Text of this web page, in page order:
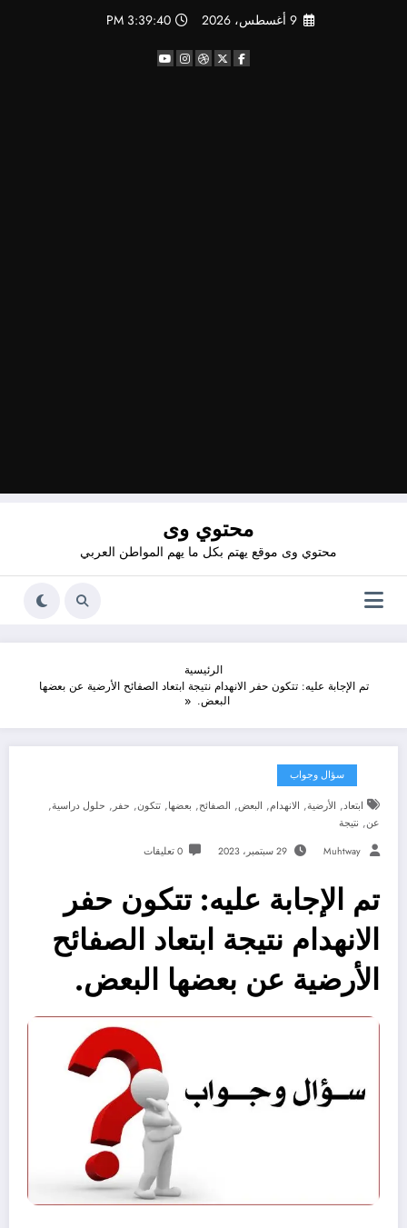
9 أغسطس، 2026 3:39:40 PM
محتوي وى
محتوي وى موقع يهتم بكل ما يهم المواطن العربي
الرئيسية
تم الإجابة عليه: تتكون حفر الانهدام نتيجة ابتعاد الصفائح الأرضية عن بعضها
البعض.
سؤال وجواب
ابتعاد, الأرضية, الانهدام, البعض, الصفائح, بعضها, تتكون, حفر , حلول دراسية,
عن, نتيجة
Muhtway 29 سبتمبر، 2023 0 تعليقات
تم الإجابة عليه: تتكون حفر
الانهدام نتيجة ابتعاد الصفائح
الأرضية عن بعضها البعض.